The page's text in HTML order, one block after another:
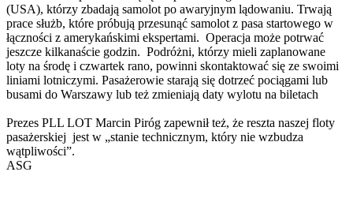
(USA), którzy zbadają samolot po awaryjnym lądowaniu. Trwają
prace służb, które próbują przesunąć samolot z pasa startowego w
łączności z amerykańskimi ekspertami. Operacja może potrwać
jeszcze kilkanaście godzin. Podróżni, którzy mieli zaplanowane
loty na środę i czwartek rano, powinni skontaktować się ze swoimi
liniami lotniczymi. Pasażerowie starają się dotrzeć pociągami lub
busami do Warszawy lub też zmieniają daty wylotu na biletach
Prezes PLL LOT Marcin Piróg zapewnił też, że reszta naszej floty
pasażerskiej jest w „stanie technicznym, który nie wzbudza
wątpliwości”.
ASG